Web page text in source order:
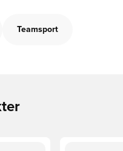
Teamsport